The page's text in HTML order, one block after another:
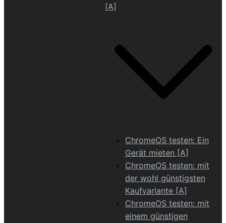
[A]
ChromeOS testen: Ein
Gerät mieten [A]
ChromeOS testen: mit
der wohl günstigsten
Kaufvariante [A]
ChromeOS testen: mit
einem günstigen